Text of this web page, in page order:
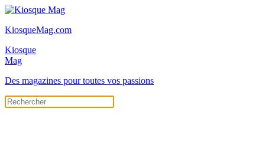
KiosqueMag.com
Kiosque
Mag
Des magazines pour toutes vos passions